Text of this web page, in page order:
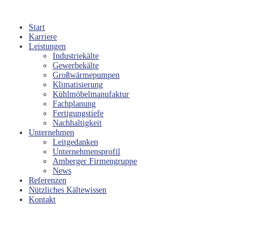
Start
Karriere
Leistungen
Industriekälte
Gewerbekälte
Großwärmepumpen
Klimatisierung
Kühlmöbelmanufaktur
Fachplanung
Fertigungstiefe
Nachhaltigkeit
Unternehmen
Leitgedanken
Unternehmensprofil
Amberger Firmengruppe
News
Referenzen
Nützliches Kältewissen
Kontakt